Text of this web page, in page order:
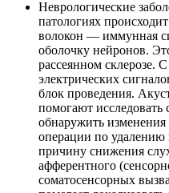
Неврологические
патологиях
волокон — иммунная
оболочку нейронов.
рассеянном склерозе.
электрических
блок проведения.
помогают исследовать
обнаружить
операции по
причину снижения
афферентного
соматосенсорных